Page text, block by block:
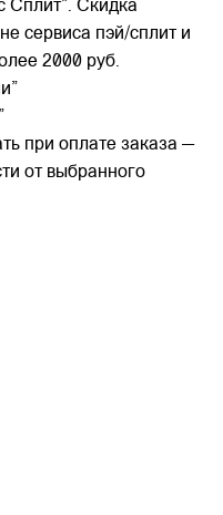
Сплит”. Скидка
сервиса пэй/сплит и
2000 руб.
при оплате заказа —
от выбранного